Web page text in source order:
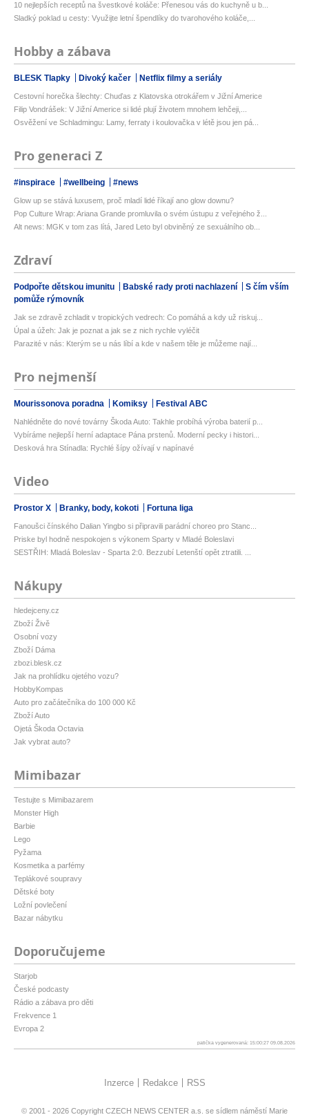
10 nejlepších receptů na švestkové koláče: Přenesou vás do kuchyně u b...
Sladký poklad u cesty: Využijte letní špendlíky do tvarohového koláče,...
Hobby a zábava
BLESK Tlapky Divoký kačer Netflix filmy a seriály
Cestovní horečka šlechty: Chuďas z Klatovska otrokářem v Jižní Americe
Filip Vondrášek: V Jižní Americe si lidé plují životem mnohem lehčeji,...
Osvěžení ve Schladmingu: Lamy, ferraty i koulovačka v létě jsou jen pá...
Pro generaci Z
#inspirace #wellbeing #news
Glow up se stává luxusem, proč mladí lidé říkají ano glow downu?
Pop Culture Wrap: Ariana Grande promluvila o svém ústupu z veřejného ž...
Alt news: MGK v tom zas lítá, Jared Leto byl obviněný ze sexuálního ob...
Zdraví
Podpořte dětskou imunitu Babské rady proti nachlazení
S čím vším
pomůže rýmovník
Jak se zdravě zchladit v tropických vedrech: Co pomáhá a kdy už riskuj...
Úpal a úžeh: Jak je poznat a jak se z nich rychle vyléčit
Parazité v nás: Kterým se u nás líbí a kde v našem těle je můžeme nají...
Pro nejmenší
Mourissonova poradna Komiksy Festival ABC
Nahlédněte do nové továrny Škoda Auto: Takhle probíhá výroba baterií p...
Vybíráme nejlepší herní adaptace Pána prstenů. Moderní pecky i histori...
Desková hra Stínadla: Rychlé šípy ožívají v napínavé
Video
Prostor X Branky, body, kokoti Fortuna liga
Fanoušci čínského Dalian Yingbo si připravili parádní choreo pro Stanc...
Priske byl hodně nespokojen s výkonem Sparty v Mladé Boleslavi
SESTŘIH: Mladá Boleslav - Sparta 2:0. Bezzubí Letenští opět ztratili. ...
Nákupy
hledejceny.cz
Zboží Živě
Osobní vozy
Zboží Dáma
zbozi.blesk.cz
Jak na prohlídku ojetého vozu?
HobbyKompas
Auto pro začátečníka do 100 000 Kč
Zboží Auto
Ojetá Škoda Octavia
Jak vybrat auto?
Mimibazar
Testujte s Mimibazarem
Monster High
Barbie
Lego
Pyžama
Kosmetika a parfémy
Teplákové soupravy
Dětské boty
Ložní povlečení
Bazar nábytku
Doporučujeme
Starjob
České podcasty
Rádio a zábava pro děti
Frekvence 1
Evropa 2
patička vygenerovaná: 15:00:27 09.08.2026
Inzerce Redakce RSS
© 2001 - 2026 Copyright CZECH NEWS CENTER a.s. se sídlem náměstí Marie